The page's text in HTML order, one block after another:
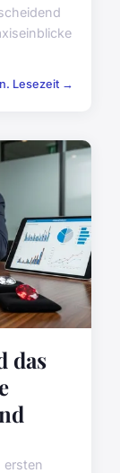
Lesezeit →
das
ersten